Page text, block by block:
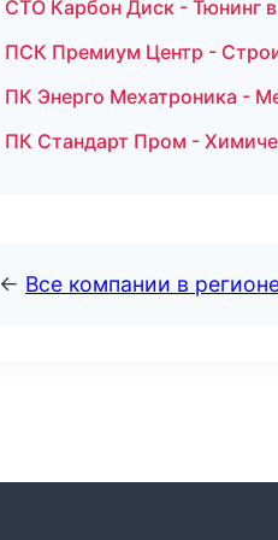
СТО Карбон Диск - Тюнинг
ПСК Премиум Центр -
ПК Энерго Мехатроника -
ПК Стандарт Пром -
← Все компании в